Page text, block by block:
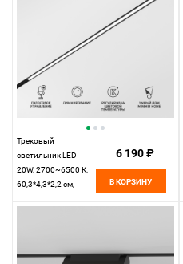
Трековый
светильник LED
20W, 2700~6500 К,
60,3*4,3*2,2 см,
6 190 ₽
В КОРЗИНУ